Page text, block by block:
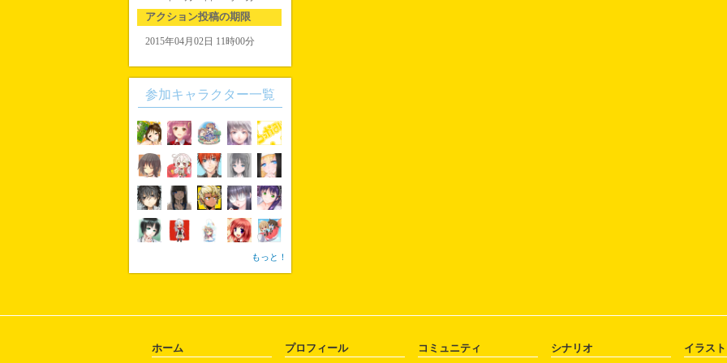
アクション投稿の期限
2015年04月02日 11時00分
参加キャラクター一覧
もっと！
ホーム プロフィール コミュニティ シナリオ イラスト